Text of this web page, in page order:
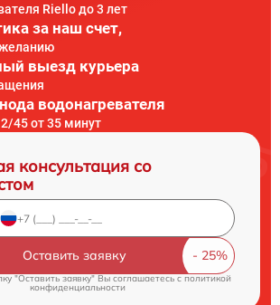
Riello до 3 лет
за наш счет,
выезд курьера
водонагревателя
45 от 35 минут
консультация со
Оставить заявку
"Оставить заявку" Вы соглашаетесь c политикой
конфиденциальности